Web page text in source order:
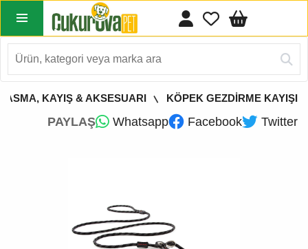
KAYIŞ & AKSESUARI KÖPEK GEZDİRME KAYIŞI
PAYLAŞ Whatsapp Facebook Twitter